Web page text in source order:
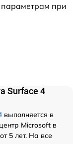
параметрам при
Surface 4
выполняется в
Microsoft в
5 лет. На все